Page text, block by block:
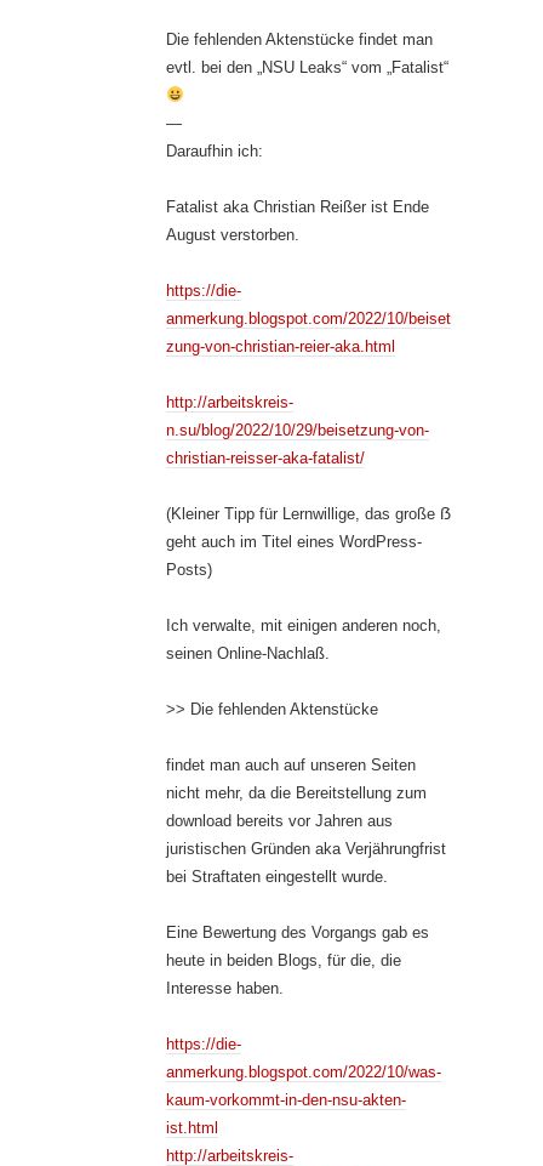
Die fehlenden Aktenstücke findet man
evtl. bei den „NSU Leaks“ vom „Fatalist“
—
Daraufhin ich:
Fatalist aka Christian Reißer ist Ende
August verstorben.
https://die-
anmerkung.blogspot.com/2022/10/beiset
zung-von-christian-reier-aka.html
http://arbeitskreis-
n.su/blog/2022/10/29/beisetzung-von-
christian-reisser-aka-fatalist/
(Kleiner Tipp für Lernwillige, das große ẞ
geht auch im Titel eines WordPress-
Posts)
Ich verwalte, mit einigen anderen noch,
seinen Online-Nachlaß.
>> Die fehlenden Aktenstücke
findet man auch auf unseren Seiten
nicht mehr, da die Bereitstellung zum
download bereits vor Jahren aus
juristischen Gründen aka Verjährungfrist
bei Straftaten eingestellt wurde.
Eine Bewertung des Vorgangs gab es
heute in beiden Blogs, für die, die
Interesse haben.
https://die-
anmerkung.blogspot.com/2022/10/was-
kaum-vorkommt-in-den-nsu-akten-
ist.html
http://arbeitskreis-